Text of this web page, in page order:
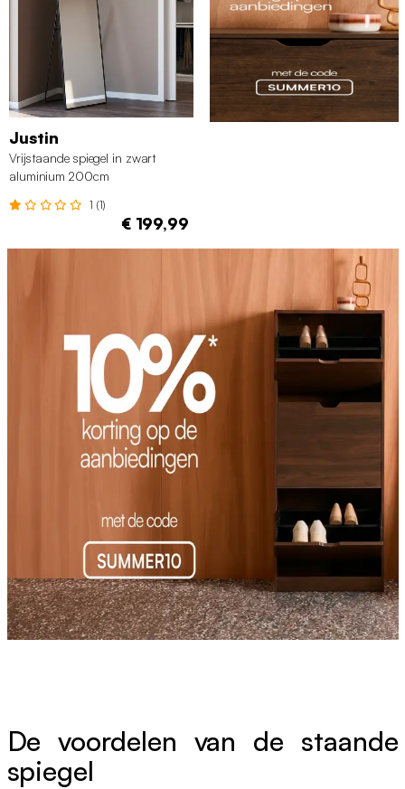
Justin
Vrijstaande spiegel in zwart
aluminium 200cm
1 (1)
€ 199,99
De voordelen van de staande
spiegel